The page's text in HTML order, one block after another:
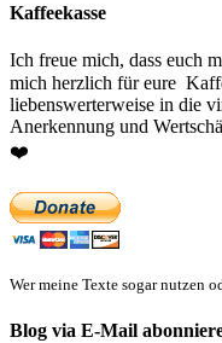
Kaffeekasse
Ich freue mich, dass euch
mich herzlich für eure
liebenswerterweise in die
Anerkennung und
❤️
Wer meine Texte sogar nutzen
Blog via E-Mail